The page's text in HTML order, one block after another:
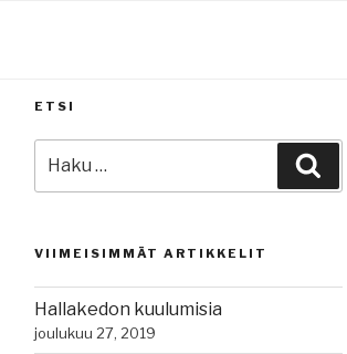
ETSI
VIIMEISIMMÄT ARTIKKELIT
Hallakedon kuulumisia
joulukuu 27, 2019